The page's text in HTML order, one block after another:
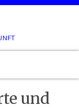
und